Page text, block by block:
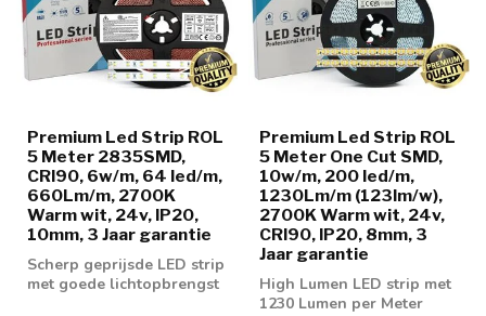
Premium Led Strip ROL
5 Meter 2835SMD,
CRI90, 6w/m, 64 led/m,
660Lm/m, 2700K
Warm wit, 24v, IP20,
10mm, 3 Jaar garantie
Scherp geprijsde LED strip
met goede lichtopbrengst
Premium Led Strip ROL
5 Meter One Cut SMD,
10w/m, 200 led/m,
1230Lm/m (123lm/w),
2700K Warm wit, 24v,
CRI90, IP20, 8mm, 3
Jaar garantie
High Lumen LED strip met
1230 Lumen per Meter